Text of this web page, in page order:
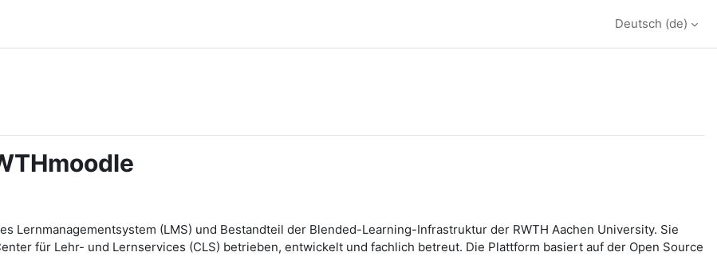
Deutsch ‎(de)‎
Lernmanagementsystem (LMS) und Bestandteil der Blended-Learning-Infrastruktur der RWTH Aachen University. Sie
für Lehr- und Lernservices (CLS) betrieben, entwickelt und fachlich betreut. Die Plattform basiert auf der Open Source